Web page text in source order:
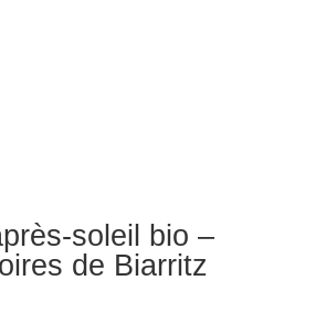
soleil bio –
de Biarritz